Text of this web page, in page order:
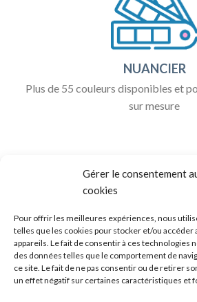
Gérer le consentement
cookies
Pour offrir les meilleures expériences, nous
telles que les cookies pour stocker et/ou accéder
appareils. Le fait de consentir à ces technologies
des données telles que le comportement de
ce site. Le fait de ne pas consentir ou de retirer
un effet négatif sur certaines caractéristiques et
NUANCIER
Plus de 55 couleurs disponibles et
sur mesure
ALLO BOX
Une question ?